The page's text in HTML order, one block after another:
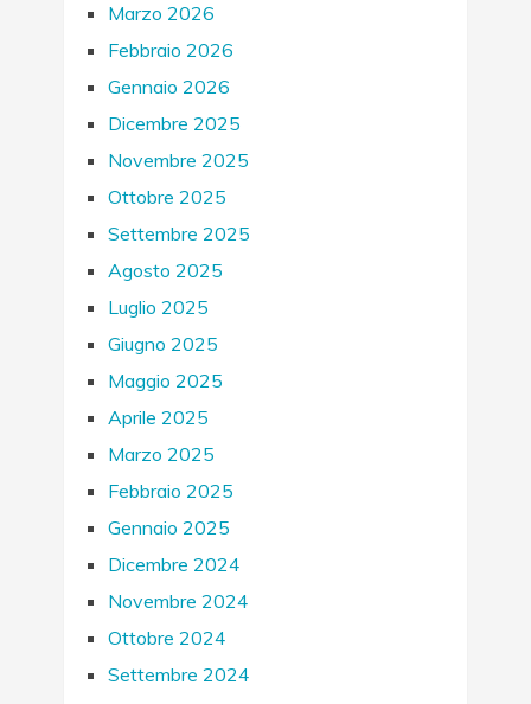
Marzo 2026
Febbraio 2026
Gennaio 2026
Dicembre 2025
Novembre 2025
Ottobre 2025
Settembre 2025
Agosto 2025
Luglio 2025
Giugno 2025
Maggio 2025
Aprile 2025
Marzo 2025
Febbraio 2025
Gennaio 2025
Dicembre 2024
Novembre 2024
Ottobre 2024
Settembre 2024